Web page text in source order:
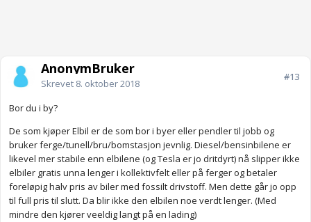
AnonymBruker
Skrevet 8. oktober 2018
#13
Bor du i by?
De som kjøper Elbil er de som bor i byer eller pendler til jobb og
bruker ferge/tunell/bru/bomstasjon jevnlig. Diesel/bensinbilene er
likevel mer stabile enn elbilene (og Tesla er jo dritdyrt) nå slipper ikke
elbiler gratis unna lenger i kollektivfelt eller på ferger og betaler
foreløpig halv pris av biler med fossilt drivstoff. Men dette går jo opp
til full pris til slutt. Da blir ikke den elbilen noe verdt lenger. (Med
mindre den kjører veeldig langt på en lading)